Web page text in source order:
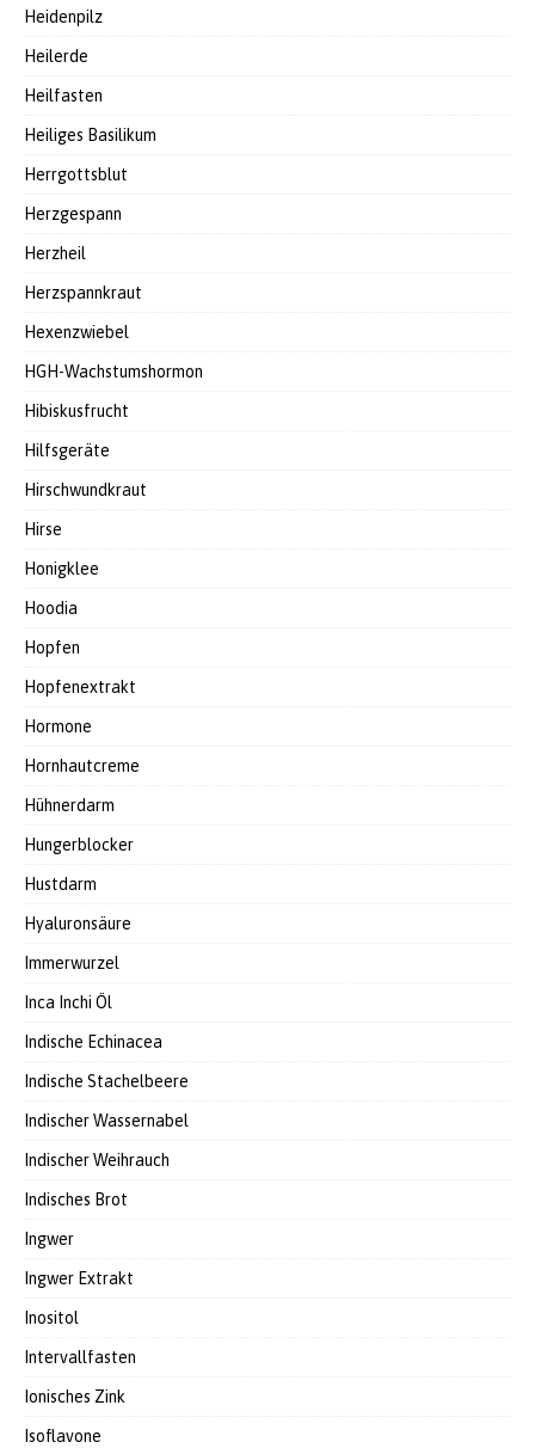
Heidenpilz
Heilerde
Heilfasten
Heiliges Basilikum
Herrgottsblut
Herzgespann
Herzheil
Herzspannkraut
Hexenzwiebel
HGH-Wachstumshormon
Hibiskusfrucht
Hilfsgeräte
Hirschwundkraut
Hirse
Honigklee
Hoodia
Hopfen
Hopfenextrakt
Hormone
Hornhautcreme
Hühnerdarm
Hungerblocker
Hustdarm
Hyaluronsäure
Immerwurzel
Inca Inchi Öl
Indische Echinacea
Indische Stachelbeere
Indischer Wassernabel
Indischer Weihrauch
Indisches Brot
Ingwer
Ingwer Extrakt
Inositol
Intervallfasten
Ionisches Zink
Isoflavone